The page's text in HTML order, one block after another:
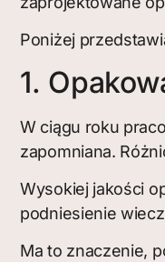
Poniżej
1.
W ciągu roku
zapomniana.
Wysokiej jakości
podniesienie
Ma to znaczenie,